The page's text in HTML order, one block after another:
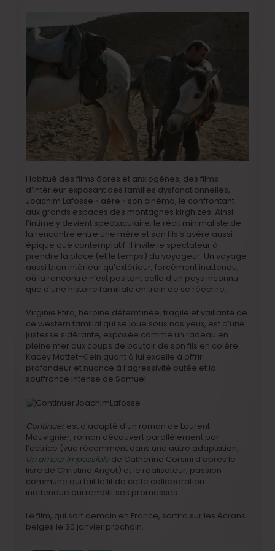
Habitué des films âpres et anxiogènes, des films
d’intérieur exposant des familles dysfonctionnelles,
Joachim Lafosse « aère » son cinéma, le confrontant
aux grands espaces des montagnes kirghizes. Ainsi
l’intime y devient spectaculaire, le récit minimaliste de
la rencontre entre une mère et son fils s’avère aussi
épique que contemplatif. Il invite le spectateur à
prendre la place (et le temps) du voyageur. Un voyage
aussi bien intérieur qu’extérieur, forcément inattendu,
où la rencontre n’est pas tant celle d’un pays inconnu
que d’une histoire familiale en train de se réécrire.
Virginie Efira, héroïne déterminée, fragile et vaillante de
ce western familial qui se joue sous nos yeux, est d’une
justesse sidérante, exposée comme un radeau en
pleine mer aux coups de boutoir de son fils en colère.
Kacey Mottet-Klein quant à lui excelle à offrir
profondeur et nuance à l’agressivité butée et la
souffrance intense de Samuel.
Continuerest d’adapté d’un roman de Laurent
Mauvignier, roman découvert parallèlement par
l’actrice (vue récemment dans une autre adaptation,
Un amour impossiblede Catherine Corsini d’après le
livre de Christine Angot) et le réalisateur, passion
commune qui fait le lit de cette collaboration
inattendue qui remplit ses promesses.
Le film, qui sort demain en France, sortira sur les écrans
belges le 30 janvier prochain.